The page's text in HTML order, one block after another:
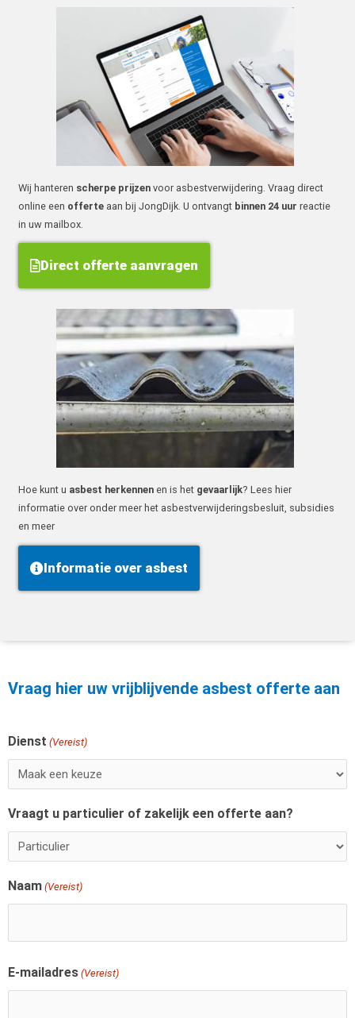
Wij hanteren scherpe prijzen voor asbestverwijdering. Vraag direct
online een offerte aan bij JongDijk. U ontvangt binnen 24 uur reactie
in uw mailbox.
Direct offerte aanvragen
Hoe kunt u asbest herkennen en is het gevaarlijk? Lees hier
informatie over onder meer het asbestverwijderingsbesluit, subsidies
en meer
Informatie over asbest
Vraag hier uw vrijblijvende asbest offerte aan
Dienst (Vereist)
Vraagt u particulier of zakelijk een offerte aan?
Naam (Vereist)
Voornaam
E-mailadres (Vereist)